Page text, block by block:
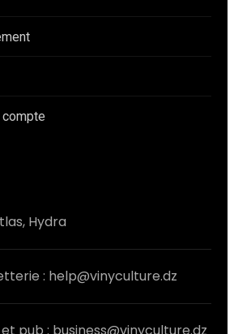
Hydra
: help@vinyculture.dz